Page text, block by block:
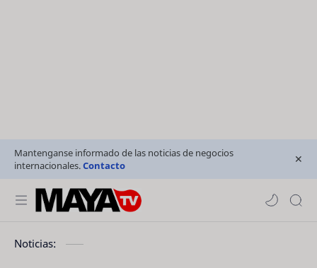
Mantenganse informado de las noticias de negocios
internacionales.Contacto
Noticias: